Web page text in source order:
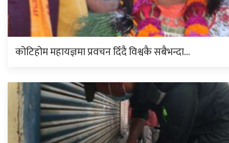
कोटिहोम महायज्ञमा प्रवचन दिँदै विश्वकै सबैभन्दा…